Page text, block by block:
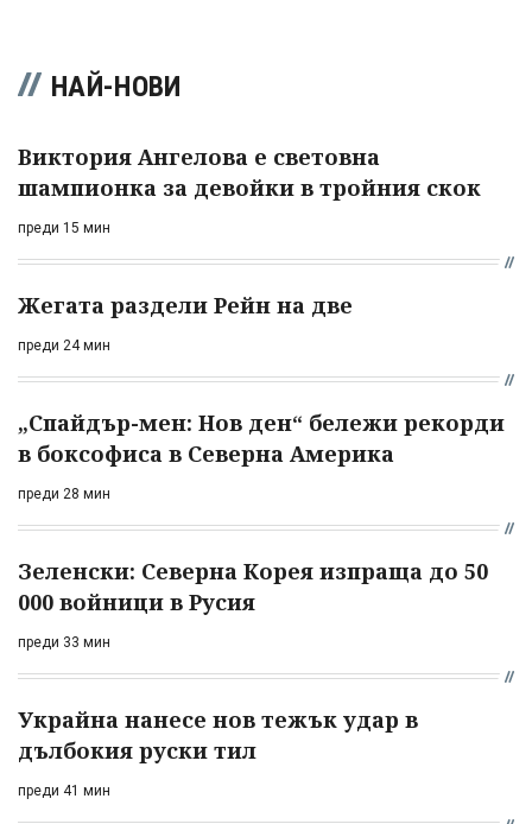
НАЙ-НОВИ
Виктория Ангелова е световна
шампионка за девойки в тройния скок
преди 15 мин
Жегата раздели Рейн на две
преди 24 мин
„Спайдър-мен: Нов ден“ бележи рекорди
в боксофиса в Северна Америка
преди 28 мин
Зеленски: Северна Корея изпраща до 50
000 войници в Русия
преди 33 мин
Украйна нанесе нов тежък удар в
дълбокия руски тил
преди 41 мин